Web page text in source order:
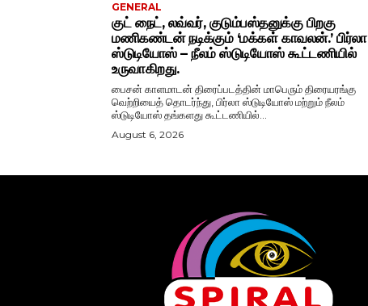
GENERAL
குட் நைட், லவ்வர், குடும்பஸ்தனுக்கு பிறகு
மணிகண்டன் நடிக்கும் ‘மக்கள் காவலன்.’ பிர்லா
ஸ்டுடியோஸ் – நீலம் ஸ்டுடியோஸ் கூட்டணியில்
உருவாகிறது.
பைசன் காளமாடன் திரைப்படத்தின் மாபெரும் திரையரங்கு
வெற்றியைத் தொடர்ந்து, பிர்லா ஸ்டுடியோஸ் மற்றும் நீலம்
ஸ்டுடியோஸ் தங்களது கூட்டணியில்...
August 6, 2026